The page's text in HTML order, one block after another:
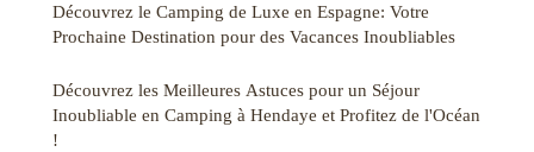
Découvrez le Camping de Luxe en Espagne: Votre
Prochaine Destination pour des Vacances Inoubliables
Découvrez les Meilleures Astuces pour un Séjour
Inoubliable en Camping à Hendaye et Profitez de l'Océan
!